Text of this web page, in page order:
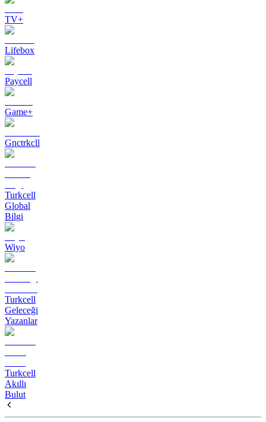
TV+
Lifebox
Paycell
Game+
Gnctrkcll
Turkcell
Global
Bilgi
Wiyo
Turkcell
Geleceği
Yazanlar
Turkcell
Akıllı
Bulut